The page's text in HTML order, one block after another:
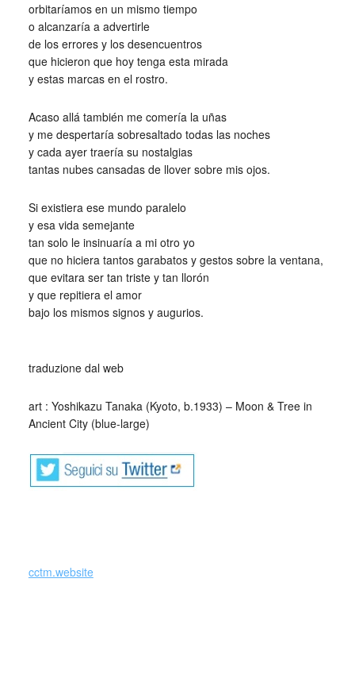
orbitaríamos en un mismo tiempo
o alcanzaría a advertirle
de los errores y los desencuentros
que hicieron que hoy tenga esta mirada
y estas marcas en el rostro.
Acaso allá también me comería la uñas
y me despertaría sobresaltado todas las noches
y cada ayer traería su nostalgias
tantas nubes cansadas de llover sobre mis ojos.
Si existiera ese mundo paralelo
y esa vida semejante
tan solo le insinuaría a mi otro yo
que no hiciera tantos garabatos y gestos sobre la ventana,
que evitara ser tan triste y tan llorón
y que repitiera el amor
bajo los mismos signos y augurios.
traduzione dal web
art : Yoshikazu Tanaka (Kyoto, b.1933) – Moon & Tree in
Ancient City (blue-large)
cctm.website